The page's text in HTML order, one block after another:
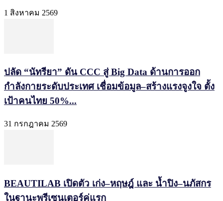
1 สิงหาคม 2569
ปลัด “นัทรียา” ดัน CCC สู่ Big Data ด้านการออก
กำลังกายระดับประเทศ เชื่อมข้อมูล–สร้างแรงจูงใจ ตั้ง
เป้าคนไทย 50%...
31 กรกฎาคม 2569
BEAUTILAB เปิดตัว เก่ง–หฤษฎ์ และ น้ำปิง–นภัสกร
ในฐานะพรีเซนเตอร์คู่แรก